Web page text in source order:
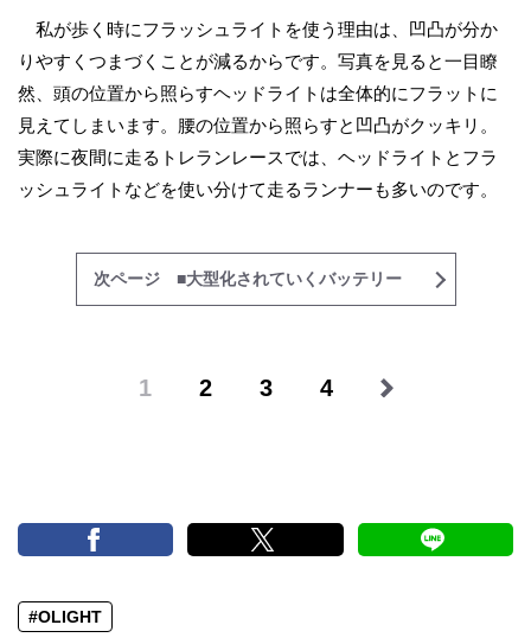
私が歩く時にフラッシュライトを使う理由は、凹凸が分か
りやすくつまづくことが減るからです。写真を見ると一目瞭
然、頭の位置から照らすヘッドライトは全体的にフラットに
見えてしまいます。腰の位置から照らすと凹凸がクッキリ。
実際に夜間に走るトレランレースでは、ヘッドライトとフラ
ッシュライトなどを使い分けて走るランナーも多いのです。
次ページ ■大型化されていくバッテリー
1 2 3 4
#OLIGHT